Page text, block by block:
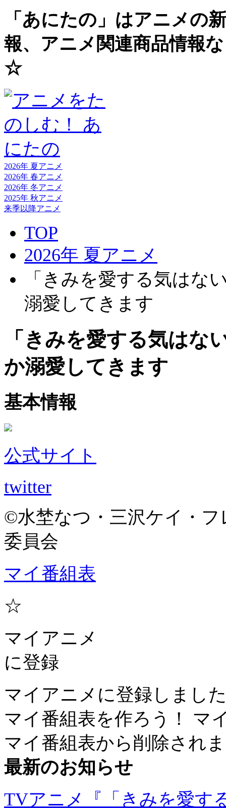
「あにたの」はアニメの
報、アニメ関連商品情報
☆
2026年 夏アニメ
2026年 春アニメ
2026年 冬アニメ
2025年 秋アニメ
来季以降アニメ
TOP
2026年 夏アニメ
「きみを愛する気はな
溺愛してきます
「きみを愛する気はな
か溺愛してきます
基本情報
公式サイト
twitter
©水埜なつ・三沢ケイ・
委員会
マイ番組表
☆
マイアニメ
に登録
マイアニメに登録しまし
マイ番組表を作ろう！
マ
マイ番組表から削除され
最新のお知らせ
TVアニメ『「きみを愛す